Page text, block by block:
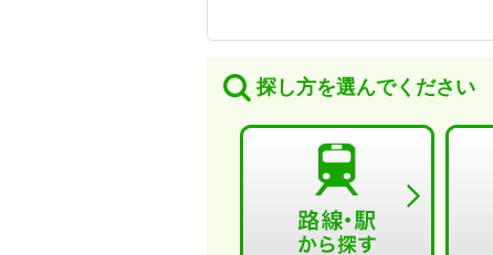
探し方を選んでください